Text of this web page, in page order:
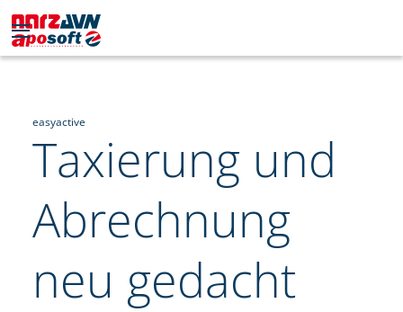
easyactive
Taxierung und
Abrechnung​
neu gedacht